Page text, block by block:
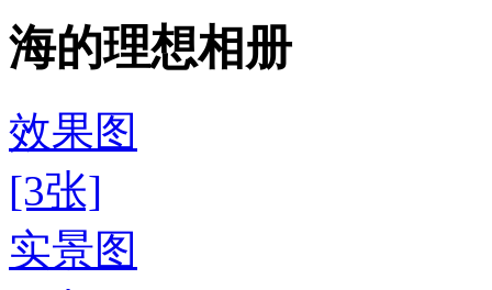
海的理想相册
效果图
[3张]
实景图